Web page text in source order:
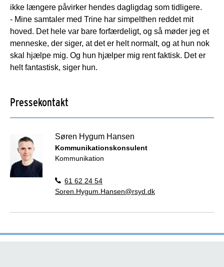
ikke længere påvirker hendes dagligdag som tidligere.
- Mine samtaler med Trine har simpelthen reddet mit
hoved. Det hele var bare forfærdeligt, og så møder jeg et
menneske, der siger, at det er helt normalt, og at hun nok
skal hjælpe mig. Og hun hjælper mig rent faktisk. Det er
helt fantastisk, siger hun.
Pressekontakt
Søren Hygum Hansen
Kommunikationskonsulent
Kommunikation
61 62 24 54
Soren.Hygum.Hansen@rsyd.dk